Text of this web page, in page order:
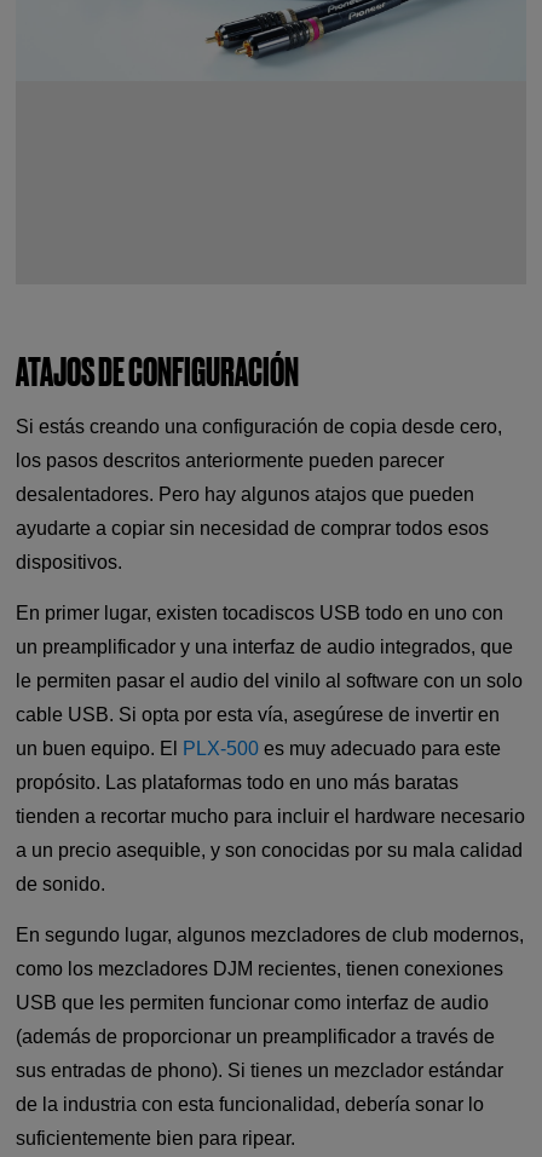
ATAJOS DE CONFIGURACIÓN
Si estás creando una configuración de copia desde cero,
los pasos descritos anteriormente pueden parecer
desalentadores. Pero hay algunos atajos que pueden
ayudarte a copiar sin necesidad de comprar todos esos
dispositivos.
En primer lugar, existen tocadiscos USB todo en uno con
un preamplificador y una interfaz de audio integrados, que
le permiten pasar el audio del vinilo al software con un solo
cable USB. Si opta por esta vía, asegúrese de invertir en
un buen equipo. El
PLX-500 es muy adecuado para este
propósito. Las plataformas todo en uno más baratas
tienden a recortar mucho para incluir el hardware necesario
a un precio asequible, y son conocidas por su mala calidad
de sonido.
En segundo lugar, algunos mezcladores de club modernos,
como los mezcladores DJM recientes, tienen conexiones
USB que les permiten funcionar como interfaz de audio
(además de proporcionar un preamplificador a través de
sus entradas de phono). Si tienes un mezclador estándar
de la industria con esta funcionalidad, debería sonar lo
suficientemente bien para ripear.